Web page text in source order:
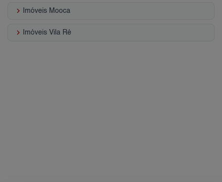
keyboard_arrow_right Imóveis Mooca
keyboard_arrow_right Imóveis Vila Ré